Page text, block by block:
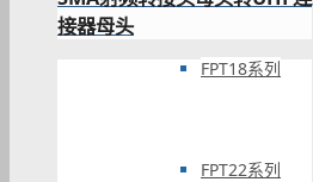
FPT18系列
FPT22系列
接器母头